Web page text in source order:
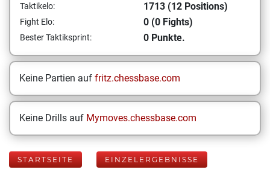
Taktikelo: 1713 (12 Positions)
Fight Elo: 0 (0 Fights)
Bester Taktiksprint: 0 Punkte.
Keine Partien auf fritz.chessbase.com
Keine Drills auf Mymoves.chessbase.com
STARTSEITE EINZELERGEBNISSE